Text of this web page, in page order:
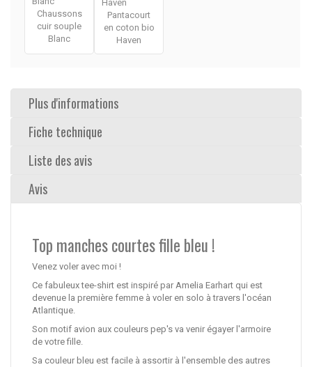
Chaussons
cuir souple
Blanc
Pantacourt
en coton bio
Haven
Plus d'informations
Fiche technique
Liste des avis
Avis
Top manches courtes fille bleu !
Venez voler avec moi !
Ce fabuleux tee-shirt est inspiré par Amelia Earhart qui est
devenue la première femme à voler en solo à travers l'océan
Atlantique.
Son motif avion aux couleurs pep's va venir égayer l'armoire
de votre fille.
Sa couleur bleu est facile à assortir à l'ensemble des autres